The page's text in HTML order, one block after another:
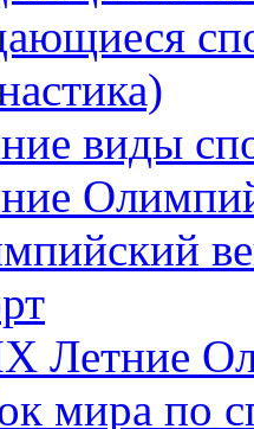
виды
Летние
мира по